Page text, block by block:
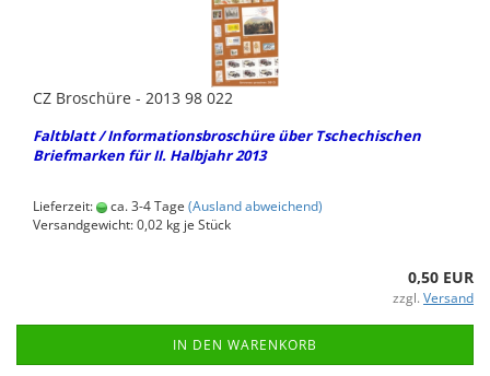
CZ Bro­schü­re - 2013 98 022
Falt­blatt / In­for­ma­ti­ons­bro­schü­re über Tsche­chi­schen
Brief­mar­ken für II. Halb­jahr 2013
Lieferzeit: ca. 3-4 Tage (Ausland abweichend)
Versandgewicht:0,02 kg je Stück
0,50 EUR
zzgl. Versand
IN DEN WARENKORB